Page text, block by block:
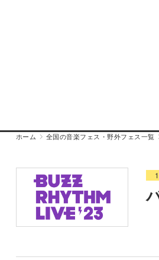
ホーム 全国の音楽フェス・野外フェス一覧